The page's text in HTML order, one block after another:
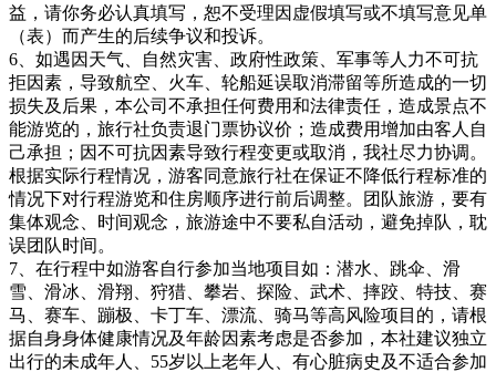
益，请你务必认真填写，恕不受理因虚假填写或不填写意见单
（表）而产生的后续争议和投诉。
6、如遇因天气、自然灾害、政府性政策、军事等人力不可抗
拒因素，导致航空、火车、轮船延误取消滞留等所造成的一切
损失及后果，本公司不承担任何费用和法律责任，造成景点不
能游览的，旅行社负责退门票协议价；造成费用增加由客人自
己承担；因不可抗因素导致行程变更或取消，我社尽力协调。
根据实际行程情况，游客同意旅行社在保证不降低行程标准的
情况下对行程游览和住房顺序进行前后调整。团队旅游，要有
集体观念、时间观念，旅游途中不要私自活动，避免掉队，耽
误团队时间。
7、在行程中如游客自行参加当地项目如：潜水、跳伞、滑
雪、滑冰、滑翔、狩猎、攀岩、探险、武术、摔跤、特技、赛
马、赛车、蹦极、卡丁车、漂流、骑马等高风险项目的，请根
据自身身体健康情况及年龄因素考虑是否参加，本社建议独立
出行的未成年人、55岁以上老年人、有心脏病史及不适合参加